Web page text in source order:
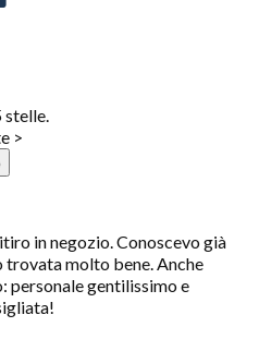
stelle.
>
in negozio. Conoscevo già
trovata molto bene. Anche
gentilissimo e